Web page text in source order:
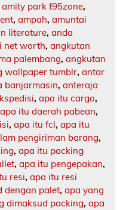
amity park f95zone,
, ampah, amuntai
literature, anda
net worth, angkutan
palembang, angkutan
wallpaper tumblr, antar
banjarmasin, anteraja
, apa itu cargo,
apa itu daerah pabean,
, apa itu fcl, apa itu
pengiriman barang,
, apa itu packing
, apa itu pengepakan,
resi, apa itu resi
dengan palet, apa yang
dimaksud packing, apa